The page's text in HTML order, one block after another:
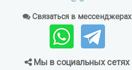
Связаться в мессенджерах
Мы в социальных сетях